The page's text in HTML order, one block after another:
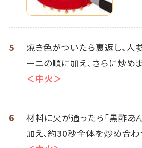
5
焼き色がついたら裏返し、人
ーニの順に加え、さらに炒めま
＜中火＞
6
材料に火が通ったら「黒酢あ
加え、約30秒全体を炒め合わ